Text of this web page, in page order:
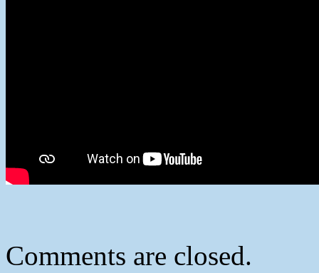
Comments are closed.